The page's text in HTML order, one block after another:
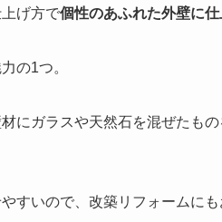
げ方で個性のあふれた外壁に仕
の1つ。
にガラスや天然石を混ぜたも
すいので、改築リフォームにも